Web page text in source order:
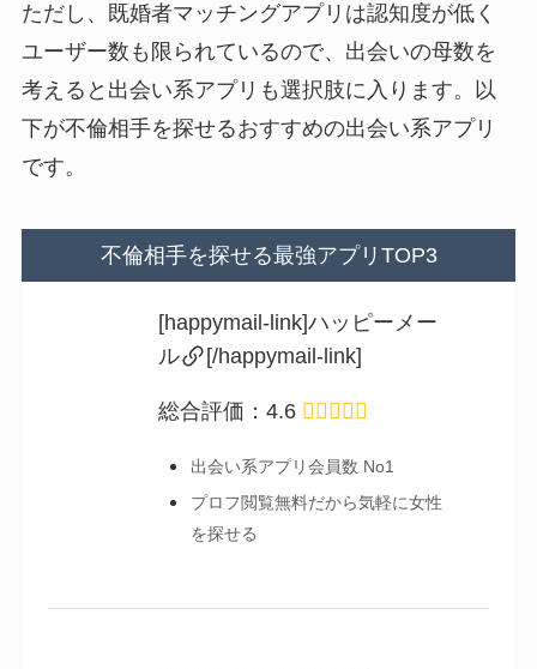
ただし、既婚者マッチングアプリは認知度が低く
ユーザー数も限られているので、出会いの母数を
考えると出会い系アプリも選択肢に入ります。以
下が不倫相手を探せるおすすめの出会い系アプリ
です。
不倫相手を探せる最強アプリTOP3
[happymail-link]ハッピーメー
ル
[/happymail-link]
総合評価：4.6
出会い系アプリ会員数 No1
プロフ閲覧無料だから気軽に女性
を探せる